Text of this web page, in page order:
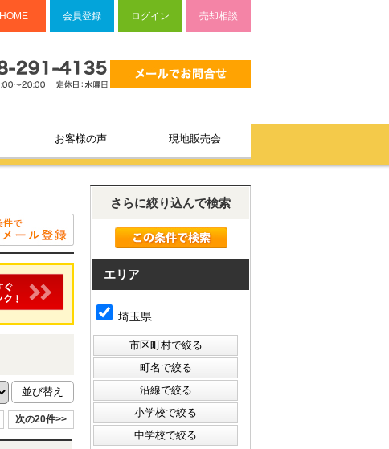
HOME 会員登録 ログイン 売却相談
お客様の声 現地販売会
次の20件>>
さらに絞り込んで検索
エリア
埼玉県